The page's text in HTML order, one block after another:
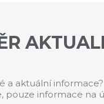
aktuální
pouze informace na